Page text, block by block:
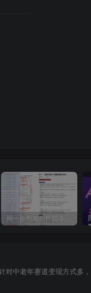
周一原创AI创作指令词：30+个领域赛道的创作提示词集合
对中老年赛道变现方式多